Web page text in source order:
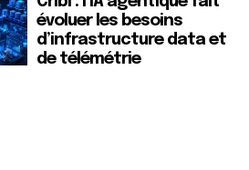
évoluer les besoins
d’infrastructure data et
de télémétrie